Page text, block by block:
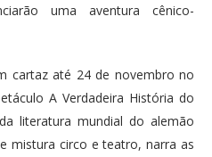
uma aventura cênico-
cartaz até 24 de novembro no
A Verdadeira História do
literatura mundial do alemão
mistura circo e teatro, narra as